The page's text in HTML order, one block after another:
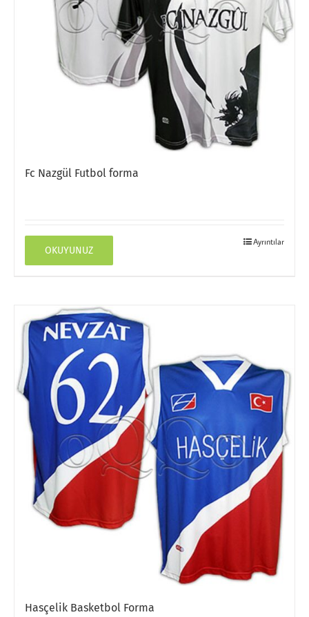
Fc Nazgül Futbol forma
OKUYUNUZ
Ayrıntılar
Hasçelik Basketbol Forma